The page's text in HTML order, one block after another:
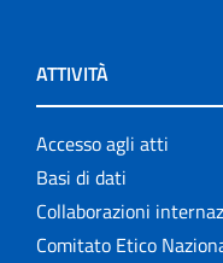
ATTIVITÀ
Accesso agli atti
Basi di dati
Collaborazioni
Comitato Etico